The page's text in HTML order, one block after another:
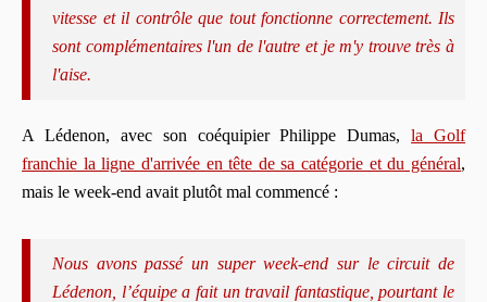
vitesse et il contrôle que tout fonctionne correctement. Ils
sont complémentaires l'un de l'autre et je m'y trouve très à
l'aise.
A Lédenon, avec son coéquipier Philippe Dumas,la Golf
franchie la ligne d'arrivée en tête de sa catégorie et du général,
mais le week-end avait plutôt mal commencé :
Nous avons passé un super week-end sur le circuit de
Lédenon, l’équipe a fait un travail fantastique, pourtant le